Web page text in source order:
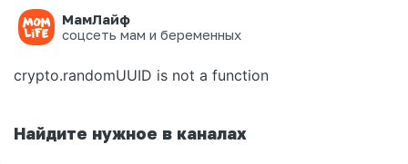
МамЛайф
соцсеть мам и беременных
Ошибка на странице
crypto.randomUUID is not a function
Найдите нужное в каналах